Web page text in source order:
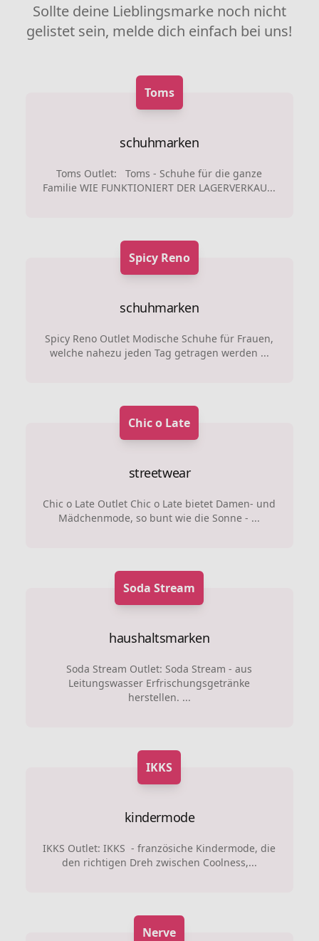
Sollte deine Lieblingsmarke noch nicht
gelistet sein, melde dich einfach bei uns!
Toms
schuhmarken
Toms Outlet: Toms - Schuhe für die ganze
Familie WIE FUNKTIONIERT DER LAGERVERKAU...
Spicy Reno
schuhmarken
Spicy Reno Outlet Modische Schuhe für Frauen,
welche nahezu jeden Tag getragen werden ...
Chic o Late
streetwear
Chic o Late Outlet Chic o Late bietet Damen- und
Mädchenmode, so bunt wie die Sonne - ...
Soda Stream
haushaltsmarken
Soda Stream Outlet: Soda Stream - aus
Leitungswasser Erfrischungsgetränke
herstellen. ...
IKKS
kindermode
IKKS Outlet: IKKS - französiche Kindermode, die
den richtigen Dreh zwischen Coolness,...
Nerve